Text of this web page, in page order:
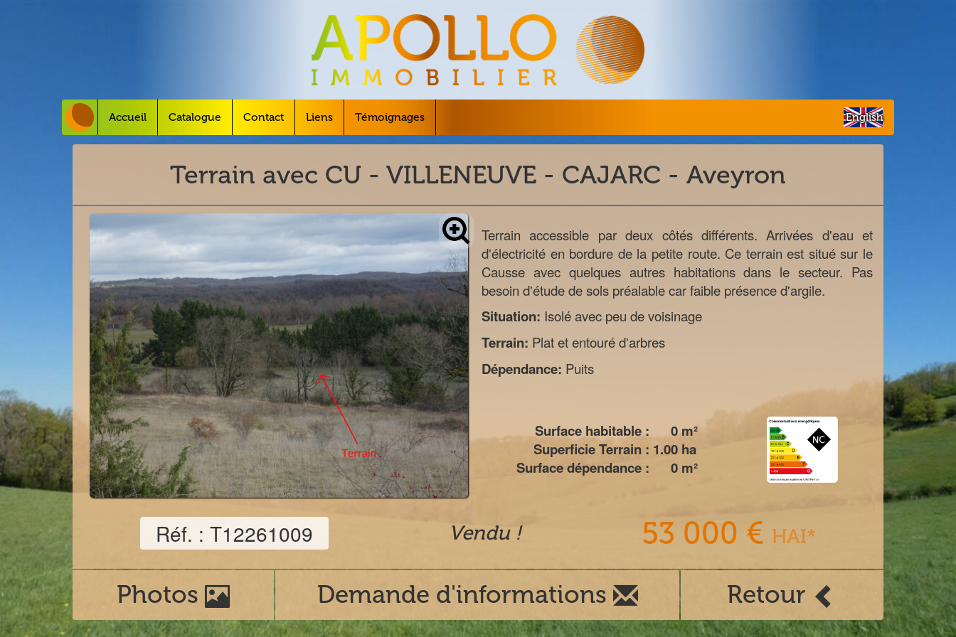
Accueil Catalogue Contact Liens Témoignages English
Terrain avec CU - VILLENEUVE - CAJARC - Aveyron
Terrain accessible par deux côtés différents. Arrivées d'eau et
d'électricité en bordure de la petite route. Ce terrain est situé sur le
Causse avec quelques autres habitations dans le secteur. Pas
besoin d'étude de sols préalable car faible présence d'argile.
Situation: Isolé avec peu de voisinage
Terrain: Plat et entouré d'arbres
Dépendance: Puits
Surface habitable : 0m²
Superficie Terrain : 1.00 ha
Surface dépendance :
0 m²
Réf. : T12261009 Vendu ! 53 000 € HAI*
Photos Demande d'informations Retour